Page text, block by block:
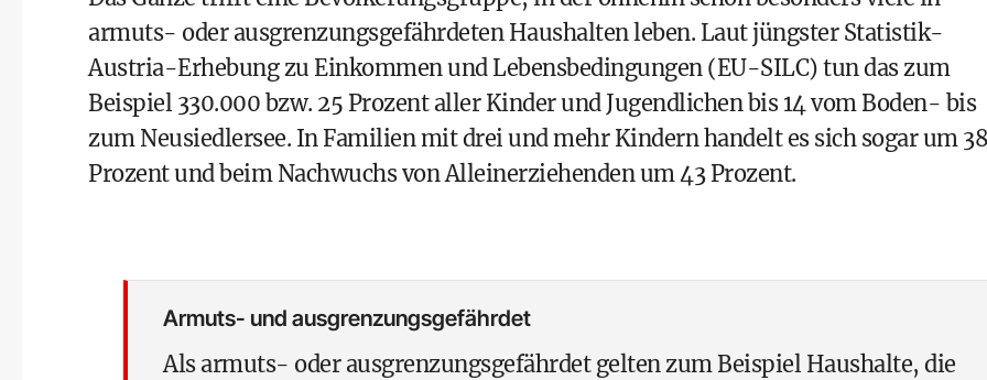
armuts- oder ausgrenzungsgefährdeten Haushalten leben. Laut jüngster Statistik-
Austria-Erhebung zu Einkommen und Lebensbedingungen (EU-SILC) tun das zum
Beispiel 330.000 bzw. 25 Prozent aller Kinder und Jugendlichen bis 14 vom Boden- bis
zum Neusiedlersee. In Fami­lien mit drei und mehr Kindern handelt es sich sogar um 38
Prozent und beim Nachwuchs von Alleinerziehenden um 43 Prozent.
Armuts- und ausgrenzungsgefährdet
Als armuts- oder ausgrenzungsgefährdet gelten zum Beispiel Haushalte, die